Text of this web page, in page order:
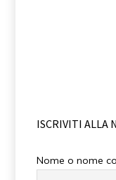
ISCRIVITI ALLA
Nome o nome